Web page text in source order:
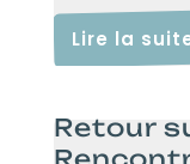
Lire la
Retour